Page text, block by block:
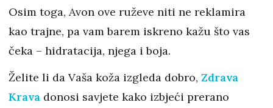
Osim toga, Avon ove ruževe niti ne reklamira
kao trajne, pa vam barem iskreno kažu što vas
čeka – hidratacija, njega i boja.
Želite li da Vaša koža izgleda dobro, Zdrava
Krava donosi savjete kako izbjeći prerano